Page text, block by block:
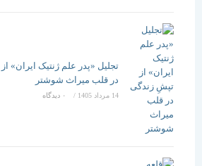
تجلیل «پدر علم ژنتیک ایران»
در قلب میراث شوشتر
14 مرداد 1405 / ۰ دیدگاه